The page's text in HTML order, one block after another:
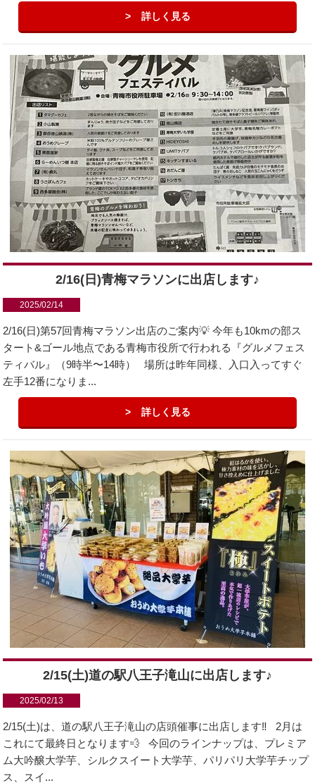
詳しく見る
2/16(日)青梅マラソンに出店します♪
2025/02/14
2/16(日)第57回青梅マラソン出店のご案内💡 今年も10kmの部ス
タート&ゴール地点である青梅市役所で行われる『グルメフェス
ティバル』（9時半〜14時） 場所は昨年同様、入口入ってすぐ
左手12番になりま...
詳しく見る
2/15(土)道の駅八王子滝山に出店します♪
2025/02/13
2/15(土)は、道の駅八王子滝山の店頭催事に出店します‼️ 2月は
これにて最終日となります💨 今回のラインナップは、プレミア
ム大吟醸大学芋、シルクスイート大学芋、パリパリ大学芋チップ
ス、スイ...